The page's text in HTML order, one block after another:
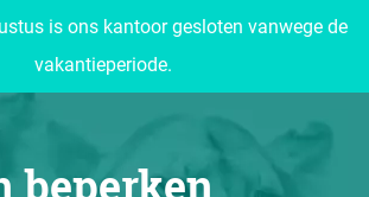
is ons kantoor gesloten vanwege de
vakantieperiode.
beperken